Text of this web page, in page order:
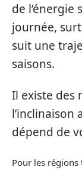
de
journée,
suit une
saisons.
Il existe des
l’inclinaison
dépend de
Pour les régions